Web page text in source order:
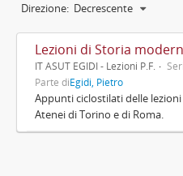
Direzione: Decrescente
Lezioni di Storia
IT ASUT EGIDI - Lezioni P.F.
Parte diEgidi, Pietro
Appunti ciclostilati delle
Atenei di Torino e di Roma.